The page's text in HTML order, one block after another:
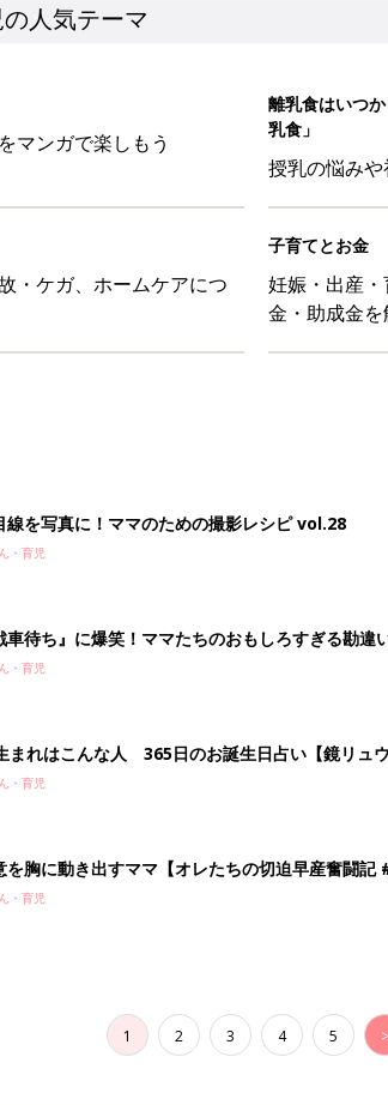
人気テーマ
マンガで楽しもう
離乳食はいつ
乳食」
授乳の悩み
・ケガ、ホームケアにつ
子育てとお金
妊娠・出産
金・助成金
線を写真に！ママのための撮影レシピ vol.28
・育児
車待ち』に爆笑！ママたちのおもしろすぎる勘違
・育児
まれはこんな人 365日のお誕生日占い【鏡リュウ
・育児
を胸に動き出すママ【オレたちの切迫早産奮闘記
・育児
1 2 3 4 5 >